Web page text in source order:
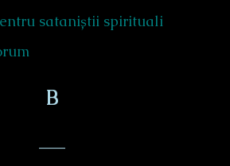
sataniștii spirituali
B